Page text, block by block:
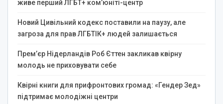
живе перший ЛГБТ+ ком’юніті-центр
Новий Цивільний кодекс поставили на паузу, але
загроза для прав ЛГБТІК+ людей залишається
Прем’єр Нідерландів Роб Єттен закликав квірну
молодь не приховувати себе
Квірні книги для прифронтових громад: «Гендер Зед»
підтримає молодіжні центри